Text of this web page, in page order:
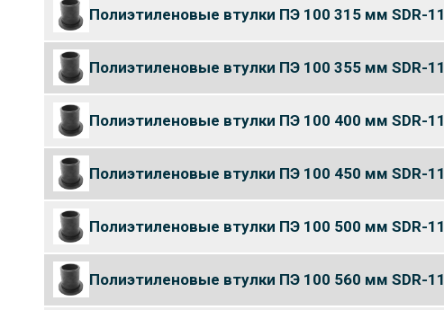
Полиэтиленовые втулки ПЭ 100 315 мм SDR-11
Полиэтиленовые втулки ПЭ 100 355 мм SDR-11
Полиэтиленовые втулки ПЭ 100 400 мм SDR-11
Полиэтиленовые втулки ПЭ 100 450 мм SDR-11
Полиэтиленовые втулки ПЭ 100 500 мм SDR-11
Полиэтиленовые втулки ПЭ 100 560 мм SDR-11